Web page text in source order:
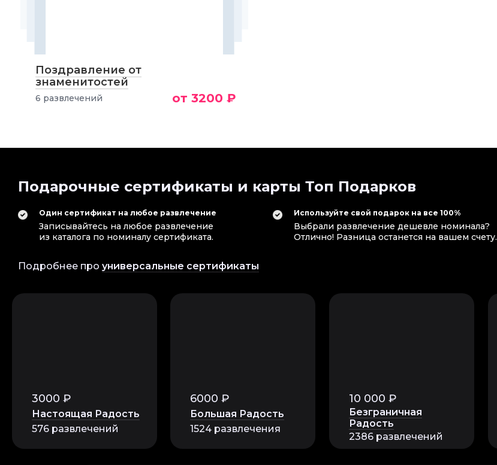
Поздравление от
знаменитостей
6 развлечений от 3200 ₽
Подарочные сертификаты и карты Топ Подарков
Один сертификат на любое развлечение
Записывайтесь на любое развлечение
из каталога по номиналу сертификата.
Используйте свой подарок на все 100%
Выбрали развлечение дешевле номинала?
Отлично! Разница останется на вашем счету.
Подробнее про универсальные сертификаты
3000 ₽
Настоящая Радость
576 развлечений
6000 ₽
Большая Радость
1524 развлечения
10 000 ₽
Безграничная
Радость
2386 развлечений